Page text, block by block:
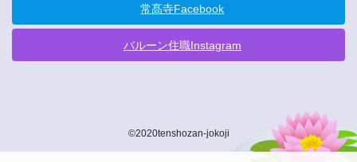
常髙寺Facebook
バルーン住職Instagram
©2020tenshozan-jokoji